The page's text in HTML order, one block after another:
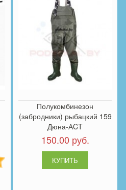
Полукомбинезон
(забродники) рыбацкий 159
Дюна-АCT
150.00 руб.